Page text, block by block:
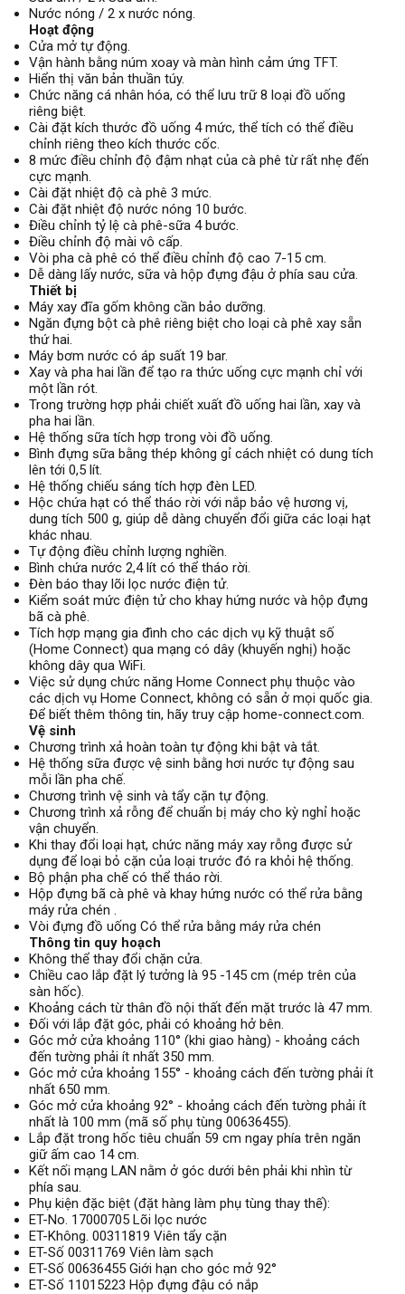
Nước nóng / 2 x nước nóng.
Hoạt động
Cửa mở tự động.
Vận hành bằng núm xoay và màn hình cảm ứng TFT.
Hiển thị văn bản thuần túy.
Chức năng cá nhân hóa, có thể lưu trữ 8 loại đồ uống
riêng biệt.
Cài đặt kích thước đồ uống 4 mức, thể tích có thể điều
chỉnh riêng theo kích thước cốc.
8 mức điều chỉnh độ đậm nhạt của cà phê từ rất nhẹ đến
cực mạnh.
Cài đặt nhiệt độ cà phê 3 mức.
Cài đặt nhiệt độ nước nóng 10 bước.
Điều chỉnh tỷ lệ cà phê-sữa 4 bước.
Điều chỉnh độ mài vô cấp.
Vòi pha cà phê có thể điều chỉnh độ cao 7-15 cm.
Dễ dàng lấy nước, sữa và hộp đựng đậu ở phía sau cửa.
Thiết bị
Máy xay đĩa gốm không cần bảo dưỡng.
Ngăn đựng bột cà phê riêng biệt cho loại cà phê xay sẵn
thứ hai.
Máy bơm nước có áp suất 19 bar.
Xay và pha hai lần để tạo ra thức uống cực mạnh chỉ với
một lần rót.
Trong trường hợp phải chiết xuất đồ uống hai lần, xay và
pha hai lần.
Hệ thống sữa tích hợp trong vòi đồ uống.
Bình đựng sữa bằng thép không gỉ cách nhiệt có dung tích
lên tới 0,5 lít.
Hệ thống chiếu sáng tích hợp đèn LED.
Hộc chứa hạt có thể tháo rời với nắp bảo vệ hương vị,
dung tích 500 g, giúp dễ dàng chuyển đổi giữa các loại hạt
khác nhau.
Tự động điều chỉnh lượng nghiền.
Bình chứa nước 2,4 lít có thể tháo rời.
Đèn báo thay lõi lọc nước điện tử.
Kiểm soát mức điện tử cho khay hứng nước và hộp đựng
bã cà phê.
Tích hợp mạng gia đình cho các dịch vụ kỹ thuật số
(Home Connect) qua mạng có dây (khuyến nghị) hoặc
không dây qua WiFi.
Việc sử dụng chức năng Home Connect phụ thuộc vào
các dịch vụ Home Connect, không có sẵn ở mọi quốc gia.
Để biết thêm thông tin, hãy truy cập home-connect.com.
Vệ sinh
Chương trình xả hoàn toàn tự động khi bật và tắt.
Hệ thống sữa được vệ sinh bằng hơi nước tự động sau
mỗi lần pha chế.
Chương trình vệ sinh và tẩy cặn tự động.
Chương trình xả rỗng để chuẩn bị máy cho kỳ nghỉ hoặc
vận chuyển.
Khi thay đổi loại hạt, chức năng máy xay rỗng được sử
dụng để loại bỏ cặn của loại trước đó ra khỏi hệ thống.
Bộ phận pha chế có thể tháo rời.
Hộp đựng bã cà phê và khay hứng nước có thể rửa bằng
máy rửa chén .
Vòi đựng đồ uống Có thể rửa bằng máy rửa chén
Thông tin quy hoạch
Không thể thay đổi chặn cửa.
Chiều cao lắp đặt lý tưởng là 95 -145 cm (mép trên của
sàn hốc).
Khoảng cách từ thân đồ nội thất đến mặt trước là 47 mm.
Đối với lắp đặt góc, phải có khoảng hở bên.
Góc mở cửa khoảng 110° (khi giao hàng) - khoảng cách
đến tường phải ít nhất 350 mm.
Góc mở cửa khoảng 155° - khoảng cách đến tường phải ít
nhất 650 mm.
Góc mở cửa khoảng 92° - khoảng cách đến tường phải ít
nhất là 100 mm (mã số phụ tùng 00636455).
Lắp đặt trong hốc tiêu chuẩn 59 cm ngay phía trên ngăn
giữ ấm cao 14 cm.
Kết nối mạng LAN nằm ở góc dưới bên phải khi nhìn từ
phía sau.
Phụ kiện đặc biệt (đặt hàng làm phụ tùng thay thế):
ET-No. 17000705 Lõi lọc nước
ET-Không. 00311819 Viên tẩy cặn
ET-Số 00311769 Viên làm sạch
ET-Số 00636455 Giới hạn cho góc mở 92°
ET-Số 11015223 Hộp đựng đậu có nắp